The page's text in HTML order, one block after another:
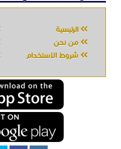
الرئيسية
من نحن
شروط الاستخدام